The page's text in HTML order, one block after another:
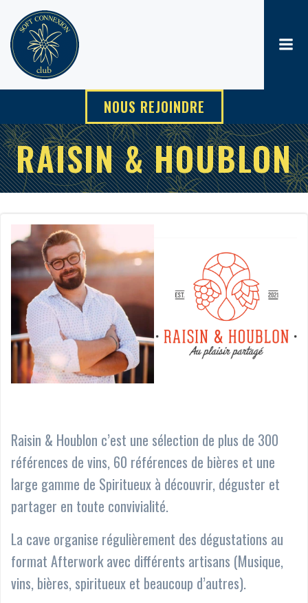
NOUS REJOINDRE
RAISIN & HOUBLON
Raisin & Houblon c’est une sélection de plus de 300
références de vins, 60 références de bières et une
large gamme de Spiritueux à découvrir, déguster et
partager en toute convivialité.
La cave organise régulièrement des dégustations au
format Afterwork avec différents artisans (Musique,
vins, bières, spiritueux et beaucoup d’autres).